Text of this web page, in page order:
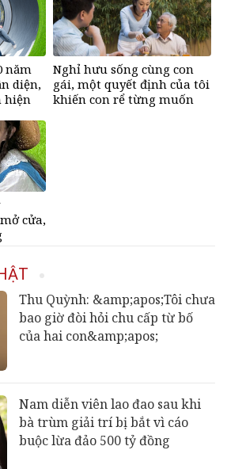
năm
diện,
hiện
Nghỉ hưu sống cùng con
gái, một quyết định của tôi
khiến con rể từng muốn
cửa,
tay
đổ
Thu Quỳnh: &amp;apos;Tôi chưa
bao giờ đòi hỏi chu cấp từ bố
của hai con&amp;apos;
Nam diễn viên lao đao sau khi
bà trùm giải trí bị bắt vì cáo
buộc lừa đảo 500 tỷ đồng